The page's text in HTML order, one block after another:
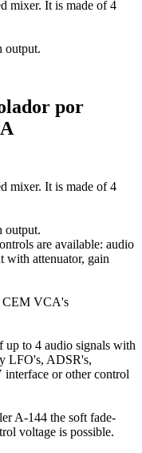
mixer. It is made of 4
output.
por
mixer. It is made of 4
output.
are available: audio
with attenuator, gain
CEM VCA's
to 4 audio signals with
LFO's, ADSR's,
or other control
A-144 the soft fade-
voltage is possible.